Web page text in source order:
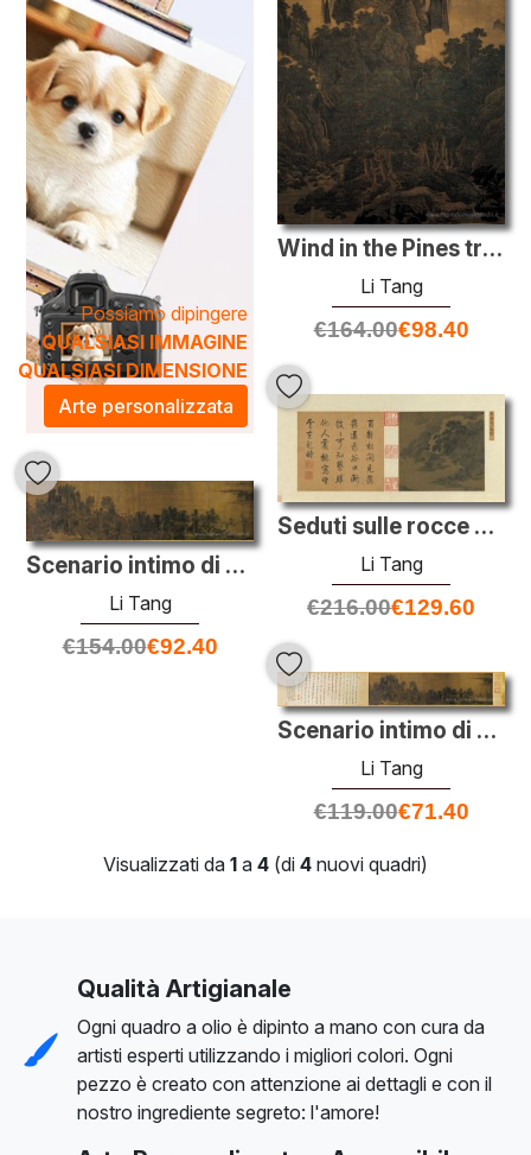
Possiamo dipingere
QUALSIASI IMMAGINE
QUALSIASI DIMENSIONE
Arte personalizzata
Wind in the Pines tra una miriade Valli
Li Tang
€164.00€98.40
Seduti sulle rocce a guardare il Mist
Li Tang
€216.00€129.60
Scenario intimo di fiume e montagne (particolare)
Li Tang
€154.00€92.40
Scenario intimo di fiume e montagne
Li Tang
€119.00€71.40
Visualizzati da 1 a 4 (di 4 nuovi quadri)
Qualità Artigianale
Ogni quadro a olio è dipinto a mano con cura da
artisti esperti utilizzando i migliori colori. Ogni
pezzo è creato con attenzione ai dettagli e con il
nostro ingrediente segreto: l'amore!